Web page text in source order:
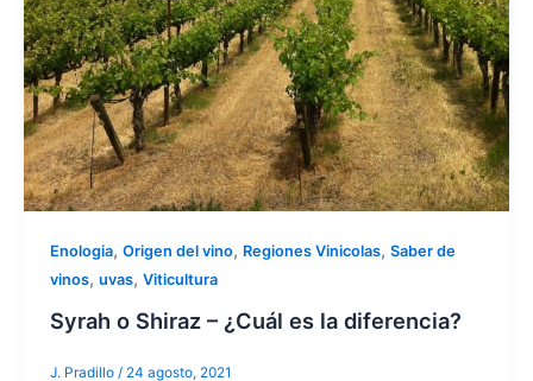
Enologia, Origen del vino, Regiones Vinicolas, Saber de
vinos, uvas, Viticultura
Syrah o Shiraz – ¿Cuál es la diferencia?
J. Pradillo / 24 agosto, 2021